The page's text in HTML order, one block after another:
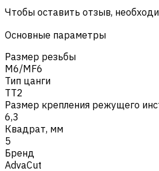
Чтобы оставить отзыв,
Основные параметры
Размер резьбы
M6/MF6
Тип цанги
TT2
Размер крепления режущего
6,3
Квадрат, мм
5
Бренд
AdvaCut